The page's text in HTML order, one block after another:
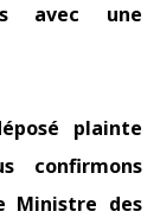
avec une
plainte
confirmons
Ministre des